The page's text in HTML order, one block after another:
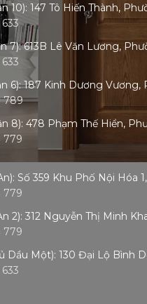
10): 147 Tô Hiến Thành,
7): 613B Lê Văn Lương,
6): 187 Kinh Dương
789
8): 478 Phạm Thế Hiển,
779
Số 359 Khu Phố Nội Hóa
779
2): 312 Nguyễn Thị Minh
779
Dầu Một): 130 Đại Lộ Bình